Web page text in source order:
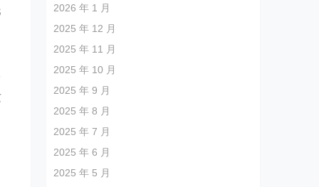
2026 年 1 月
2025 年 12 月
2025 年 11 月
2025 年 10 月
2025 年 9 月
2025 年 8 月
2025 年 7 月
2025 年 6 月
2025 年 5 月